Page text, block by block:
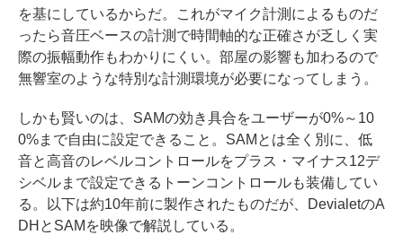
を基にしているからだ。これがマイク計測によるものだ
ったら音圧ベースの計測で時間軸的な正確さが乏しく実
際の振幅動作もわかりにくい。部屋の影響も加わるので
無響室のような特別な計測環境が必要になってしまう。
しかも賢いのは、SAMの効き具合をユーザーが0%～10
0%まで自由に設定できること。SAMとは全く別に、低
音と高音のレベルコントロールをプラス・マイナス12デ
シベルまで設定できるトーンコントロールも装備してい
る。以下は約10年前に製作されたものだが、DevialetのA
DHとSAMを映像で解説している。